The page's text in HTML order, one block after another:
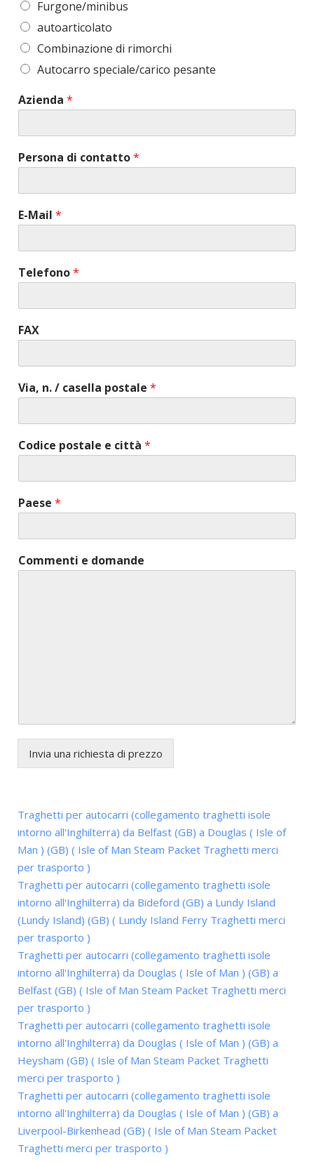
Furgone/minibus
autoarticolato
Combinazione di rimorchi
Autocarro speciale/carico pesante
Azienda *
Persona di contatto*
E-Mail *
Telefono*
FAX
Via, n. / casella postale *
Codice postale e città *
Paese *
Commenti e domande
Invia una richiesta di prezzo
Traghetti per autocarri (collegamento traghetti isole
intorno all'Inghilterra) da Belfast (GB) a Douglas ( Isle of
Man ) (GB) ( Isle of Man Steam Packet Traghetti merci
per trasporto )
Traghetti per autocarri (collegamento traghetti isole
intorno all'Inghilterra) da Bideford (GB) a Lundy Island
(Lundy Island) (GB) ( Lundy Island Ferry Traghetti merci
per trasporto )
Traghetti per autocarri (collegamento traghetti isole
intorno all'Inghilterra) da Douglas ( Isle of Man ) (GB) a
Belfast (GB) ( Isle of Man Steam Packet Traghetti merci
per trasporto )
Traghetti per autocarri (collegamento traghetti isole
intorno all'Inghilterra) da Douglas ( Isle of Man ) (GB) a
Heysham (GB) ( Isle of Man Steam Packet Traghetti
merci per trasporto )
Traghetti per autocarri (collegamento traghetti isole
intorno all'Inghilterra) da Douglas ( Isle of Man ) (GB) a
Liverpool-Birkenhead (GB) ( Isle of Man Steam Packet
Traghetti merci per trasporto )